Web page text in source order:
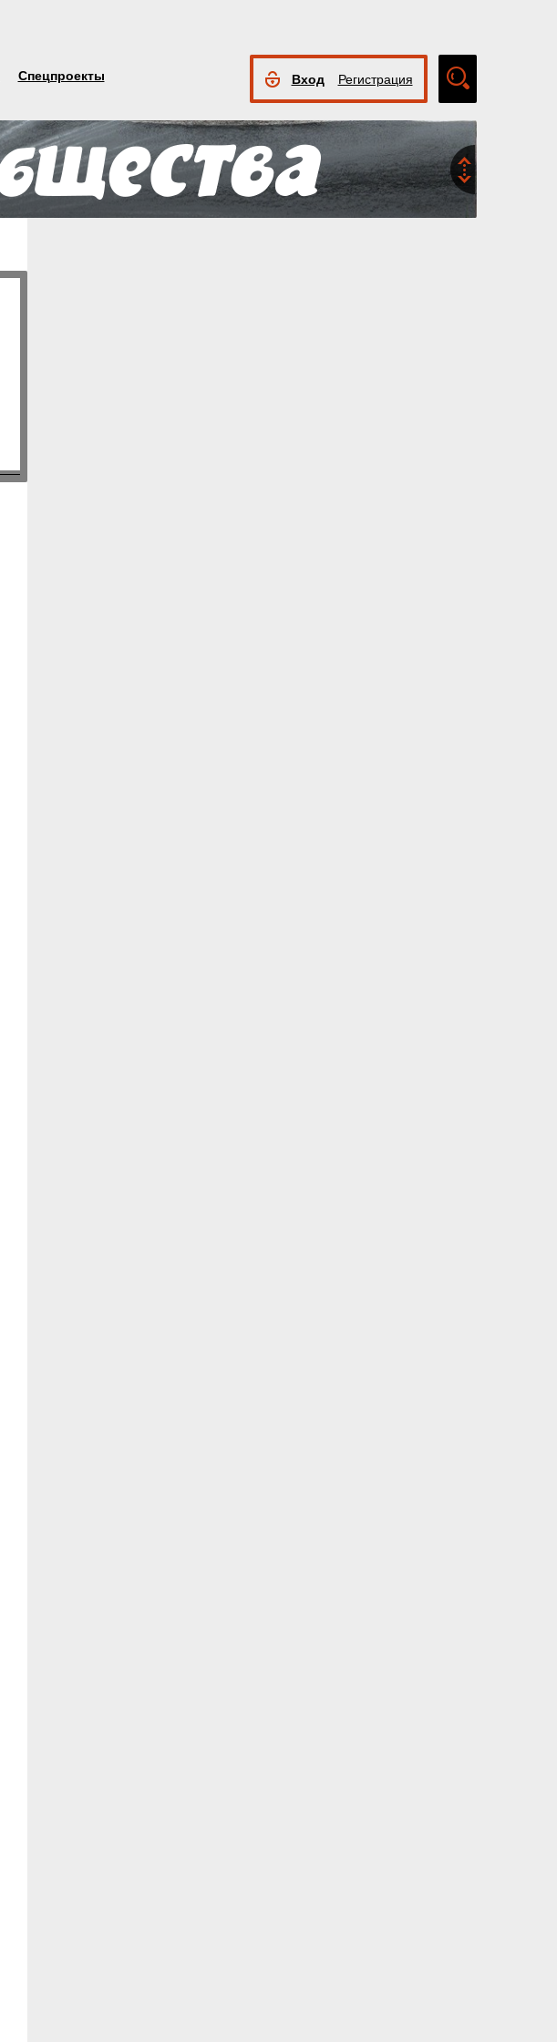
Спецпроекты Вход Регистрация
поиск